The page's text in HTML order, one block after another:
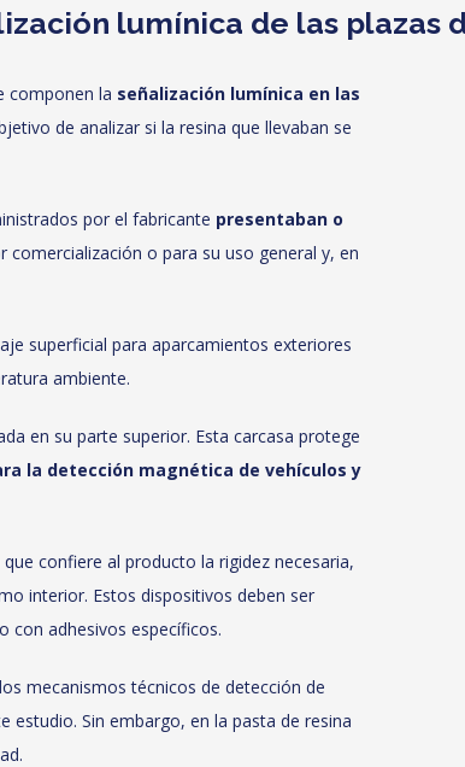
lumínica de las plazas
componen la señalización lumínica en las
de analizar si la resina que llevaban se
por el fabricante presentaban o
o para su uso general y, en
superficial para aparcamientos exteriores
ambiente.
en su parte superior. Esta carcasa protege
la detección magnética de vehículos y
confiere al producto la rigidez necesaria,
interior. Estos dispositivos deben ser
con adhesivos específicos.
mecanismos técnicos de detección de
Sin embargo, en la pasta de resina